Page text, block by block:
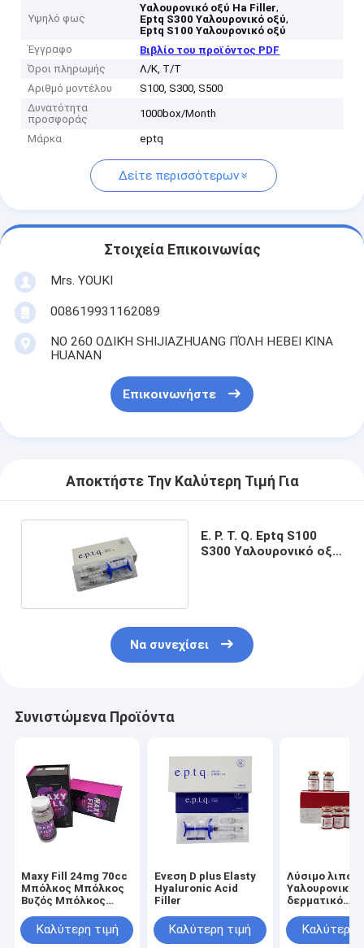
Υψηλό φως
Υαλουρονικό οξύ Ha Filler,
Eptq S300 Υαλουρονικό οξύ,
Eptq S100 Υαλουρονικό οξύ
Έγγραφο
Βιβλίο του προϊόντος PDF
Όροι πληρωμής
Λ/Κ, Τ/Τ
Αριθμό μοντέλου
S100, S300, S500
Δυνατότητα
προσφοράς
1000box/Month
Μάρκα eptq
Δείτε περισσότερων
Στοιχεία Επικοινωνίας
Mrs. YOUKI
008619931162089
ΝΟ 260 ΟΔΙΚΉ SHIJIAZHUANG ΠΌΛΗ HEBEI ΚΊΝΑ
HUANAN
Επικοινωνήστε
Αποκτήστε Την Καλύτερη Τιμή Για
E. P. T. Q. Eptq S100
S300 Υαλουρονικό οξύ
Να συνεχίσει
Συνιστώμενα Προϊόντα
Maxy Fill 24mg 70cc
Μπόλκος Μπόλκος
Βυζός Μπόλκος
Maxyfill
Καλύτερη τιμή
Ένεση D plus Elasty
Hyaluronic Acid
Filler
Καλύτερη τιμή
Λύσιμο
Υαλουρονικό
δερματικό
Καλύτερη